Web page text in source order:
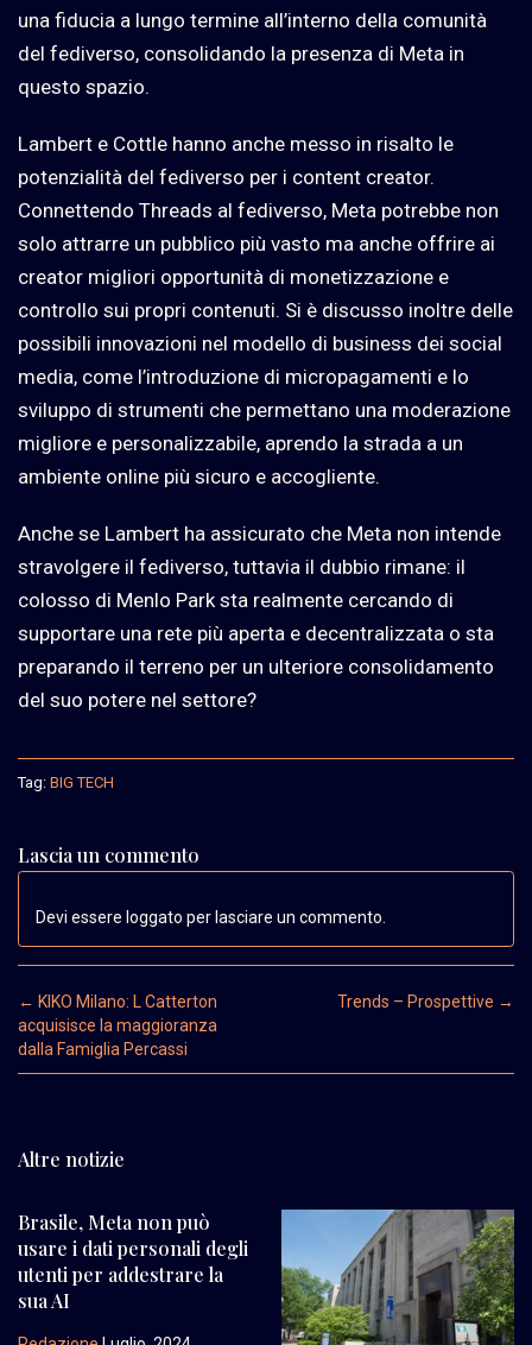
una fiducia a lungo termine all’interno della comunità
del fediverso, consolidando la presenza di Meta in
questo spazio.
Lambert e Cottle hanno anche messo in risalto le
potenzialità del fediverso per i content creator.
Connettendo Threads al fediverso, Meta potrebbe non
solo attrarre un pubblico più vasto ma anche offrire ai
creator migliori opportunità di monetizzazione e
controllo sui propri contenuti. Si è discusso inoltre delle
possibili innovazioni nel modello di business dei social
media, come l’introduzione di micropagamenti e lo
sviluppo di strumenti che permettano una moderazione
migliore e personalizzabile, aprendo la strada a un
ambiente online più sicuro e accogliente.
Anche se Lambert ha assicurato che Meta non intende
stravolgere il fediverso, tuttavia il dubbio rimane: il
colosso di Menlo Park sta realmente cercando di
supportare una rete più aperta e decentralizzata o sta
preparando il terreno per un ulteriore consolidamento
del suo potere nel settore?
Tag: BIG TECH
Lascia un commento
Devi essere loggato per lasciare un commento.
Post navigation
← KIKO Milano: L Catterton
acquisisce la maggioranza
dalla Famiglia Percassi
Trends – Prospettive →
Altre notizie
Brasile, Meta non può
usare i dati personali degli
utenti per addestrare la
sua AI